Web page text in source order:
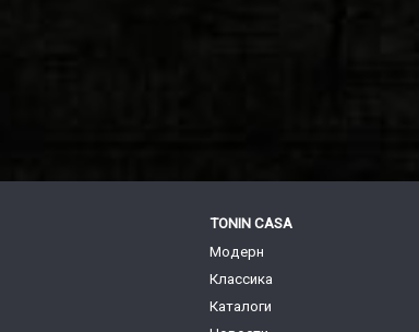
TONIN CASA
Модерн
Классика
Каталоги